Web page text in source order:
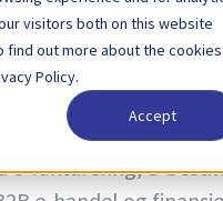
visitors both on this website
find out more about the cookies
Policy.
Accept
teknologier
du kan forbedre
til
e-fakturering, e-